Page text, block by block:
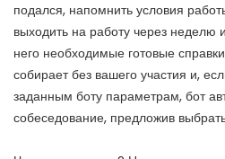
подался, напомнить условия
выходить на работу через неделю
него необходимые готовые
собирает без вашего участия и,
заданным боту параметрам, бот
собеседование, предложив